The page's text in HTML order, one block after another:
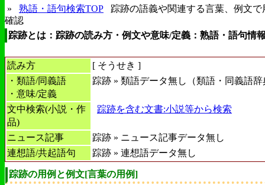
» 熟語・語句検索TOP
踪跡の語義や関連する言葉、例文で
確認
踪跡とは：踪跡の読み方・例文や意味/定義：熟語・語句情
読み方 [ そうせき ]
・類語/同義語
・意味/定義
踪跡 » 類語データ無し（類語・同義語辞
文中検索(小説・作
品)
踪跡を含む文書:小説等から検索
ニュース記事
踪跡 » ニュース記事データ無し
連想語/共起語句
踪跡 » 連想語データ無し
踪跡の用例と例文[言葉の用例]